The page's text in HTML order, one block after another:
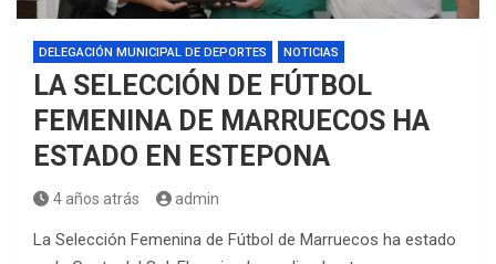
DELEGACIÓN MUNICIPAL DE DEPORTES NOTICIAS
LA SELECCIÓN DE FÚTBOL
FEMENINA DE MARRUECOS HA
ESTADO EN ESTEPONA
4 años atrás admin
La Selección Femenina de Fútbol de Marruecos ha estado